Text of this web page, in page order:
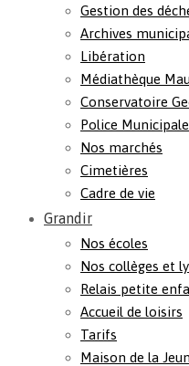
Gestion des
Archives
Libération
Médiathèque
Conservatoire
Police Municipale
Nos marchés
Cimetières
Cadre de vie
Grandir
Nos écoles
Nos collèges et
Relais petite
Accueil de loisirs
Tarifs
Maison de la